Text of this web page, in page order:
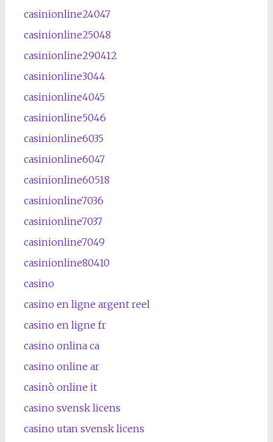
casinionline24047
casinionline25048
casinionline290412
casinionline3044
casinionline4045
casinionline5046
casinionline6035
casinionline6047
casinionline60518
casinionline7036
casinionline7037
casinionline7049
casinionline80410
casino
casino en ligne argent reel
casino en ligne fr
casino onlina ca
casino online ar
casinò online it
casino svensk licens
casino utan svensk licens